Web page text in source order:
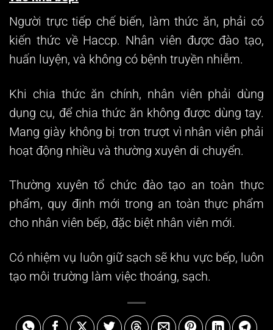
Người trực tiếp chế biến, làm thức ăn, phải có
kiến thức về Haccp. Nhân viên được đào tạo,
huấn luyện, và không có bệnh truyền nhiễm.
Khi chia thức ăn chính, nhân viên phải dùng
dụng cụ, để chia thức ăn không được dùng tay.
Mang giày không bị trơn trượt vì nhân viên phải
hoạt động nhiều và thường xuyên di chuyển.
Thường xuyên tổ chức đào tạo an toàn thực
phẩm, quy định mới trong an toàn thực phẩm
cho nhân viên bếp, đặc biệt nhân viên mới.
Có nhiệm vụ luôn giữ sạch sẽ khu vực bếp, luôn
tạo môi trường làm việc thoáng, sạch.